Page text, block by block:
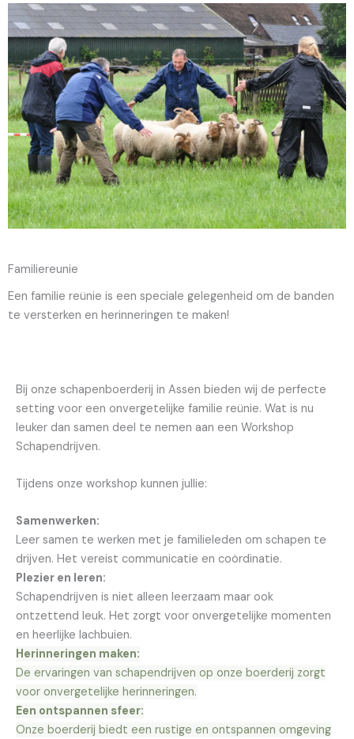
Familiereunie
Een familie reünie is een speciale gelegenheid om de banden
te versterken en herinneringen te maken!
Bij onze schapenboerderij in Assen bieden wij de perfecte
setting voor een onvergetelijke familie reünie. Wat is nu
leuker dan samen deel te nemen aan een Workshop
Schapendrijven.
Tijdens onze workshop kunnen jullie:
Samenwerken:
Leer samen te werken met je familieleden om schapen te
drijven. Het vereist communicatie en coördinatie.
Plezier en leren:
Schapendrijven is niet alleen leerzaam maar ook
ontzettend leuk. Het zorgt voor onvergetelijke momenten
en heerlijke lachbuien.
Herinneringen maken:
De ervaringen van schapendrijven op onze boerderij zorgt
voor onvergetelijke herinneringen.
Een ontspannen sfeer:
Onze boerderij biedt een rustige en ontspannen omgeving